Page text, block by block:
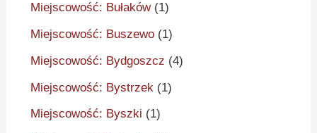
Miejscowość: Bułaków(1)
Miejscowość: Buszewo (1)
Miejscowość: Bydgoszcz (4)
Miejscowość: Bystrzek (1)
Miejscowość: Byszki (1)